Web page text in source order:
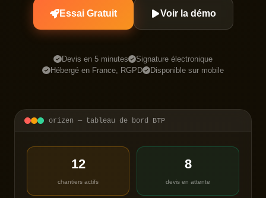
Essai Gratuit Voir la démo
Devis en 5 minutes
Signature électronique
Hébergé en France, RGPD
Disponible sur mobile
orizen — tableau de bord BTP
12
chantiers actifs
8
devis en attente